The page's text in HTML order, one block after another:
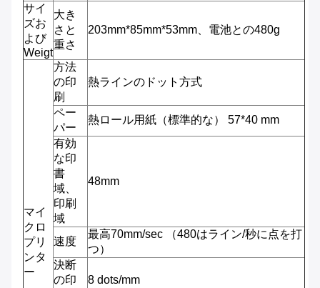
サイ
ズお
よび
Weigt
大き
さと
重さ
203mm*85mm*53mm、電池との480g
マイ
クロ
プリ
ンタ
ー
方法
の印
刷
熱ラインのドット方式
ペー
パー
熱ロール用紙（標準的な） 57*40 mm
有効
な印
書
域、
印刷
域
48mm
速度
最高70mm/sec （480はライン/秒に点を打
つ）
決断
の印
8 dots/mm